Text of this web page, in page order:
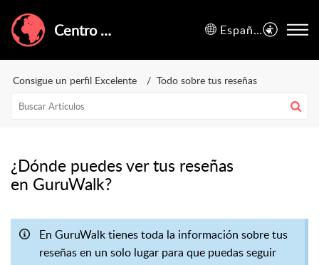
Centro de Ayuda de GuruWalk Español (España)
Consigue un perfil Excelente Todo sobre tus reseñas
¿Dónde puedes ver tus reseñas
en GuruWalk?
En GuruWalk tienes toda la información sobre tus
reseñas en un solo lugar para que puedas seguir